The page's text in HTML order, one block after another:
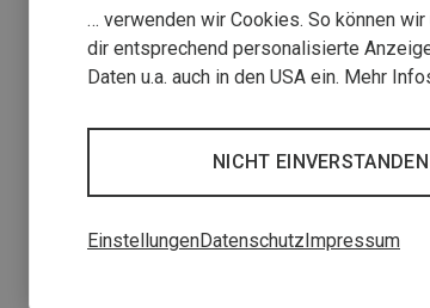
… verwenden wir Cookies. So können
dir entsprechend personalisierte
Daten u.a. auch in den USA ein. Mehr
NICHT EINVERSTANDEN
EinstellungenDatenschutz Impressum